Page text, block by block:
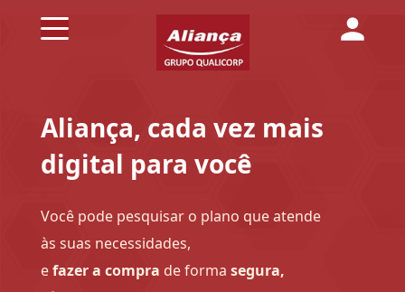
Conheça
Planos
Aliança, cada vez mais
digital para você
Você pode pesquisar o plano que atende
às suas necessidades,
efazer a compra de forma segura,